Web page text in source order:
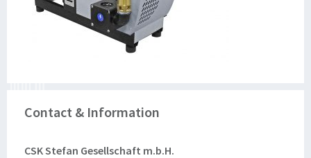
Contact & Information
CSK Stefan Gesellschaft m.b.H.